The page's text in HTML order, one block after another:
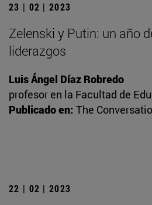
23 | 02 | 2023
Zelenski y Putin: un año
liderazgos
Luis Ángel Díaz Robredo
profesor en la Facultad de
Publicado en: The
22 | 02 | 2023